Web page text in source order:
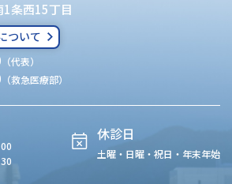
条西15丁目
ついて
（代表）
（救急医療部）
休診日
土曜・日曜・祝日・年末年始